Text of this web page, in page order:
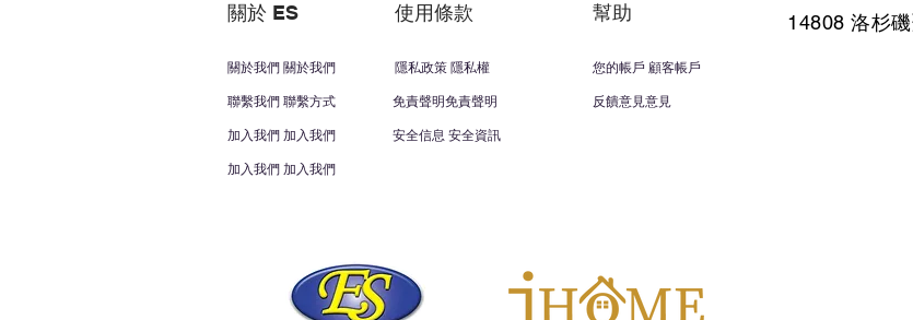
關於 ES 使用條款 幫助
關於我們 關於我們
聯繫我們 聯繫方式
加入我們 加入我們
隱私政策 隱私權
免責聲明免責聲明
安全信息 安全資訊
您的帳戶 顧客帳戶
反饋意見意見
加入我們 加入我們
14808 洛杉